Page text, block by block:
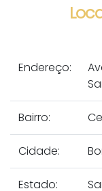
Endereço:
Bairro:
Cidade:
Estado: